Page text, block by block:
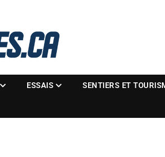
ESSAIS SENTIERS ET